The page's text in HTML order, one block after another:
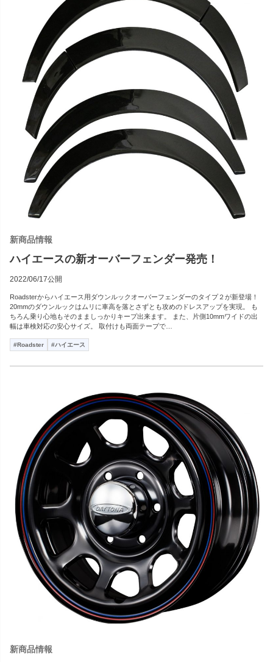
新商品情報
ハイエースの新オーバーフェンダー発売！
2022/06/17公開
Roadsterからハイエース用ダウンルックオーバーフェンダーのタイプ２が新登場！
20mmのダウンルックはムリに車高を落とさずとも攻めのドレスアップを実現。 も
ちろん乗り心地もそのまましっかりキープ出来ます。 また、片側10mmワイドの出
幅は車検対応の安心サイズ。 取付けも両面テープで…
#Roadster #ハイエース
新商品情報